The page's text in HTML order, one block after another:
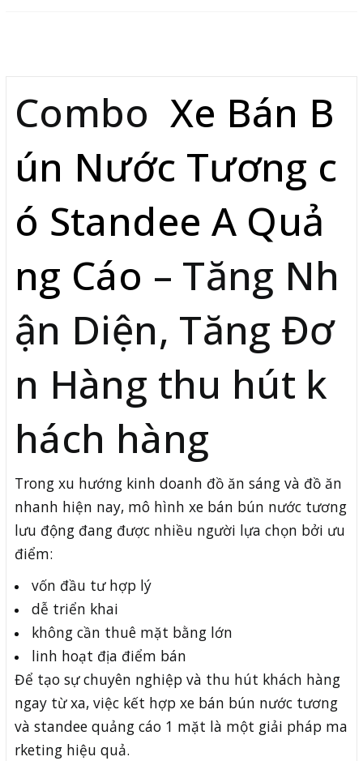
Combo Xe Bán B
ún Nước Tương c
ó Standee A Quả
ng Cáo – Tăng Nh
ận Diện, Tăng Đơ
n Hàng thu hút k
hách hàng
Trong xu hướng kinh doanh đồ ăn sáng và đồ ăn
nhanh hiện nay, mô hình xe bán bún nước tương
lưu động đang được nhiều người lựa chọn bởi ưu
điểm:
vốn đầu tư hợp lý
dễ triển khai
không cần thuê mặt bằng lớn
linh hoạt địa điểm bán
Để tạo sự chuyên nghiệp và thu hút khách hàng
ngay từ xa, việc kết hợp xe bán bún nước tương
và standee quảng cáo 1 mặt là một giải pháp ma
rketing hiệu quả.